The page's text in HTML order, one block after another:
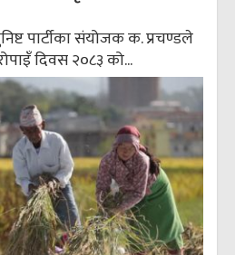
पार्टीका संयोजक क. प्रचण्डले
दिवस २०८३ को...